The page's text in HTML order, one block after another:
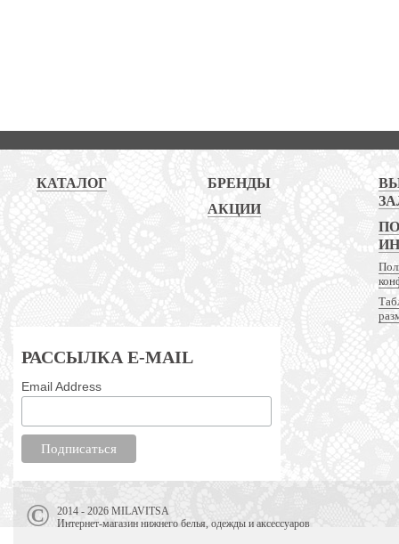
КАТАЛОГ
БРЕНДЫ
АКЦИИ
РАССЫЛКА E-MAIL
Email Address
2014 - 2026 MILAVITSA
Интернет-магазин нижнего белья, одежды и аксессуаров